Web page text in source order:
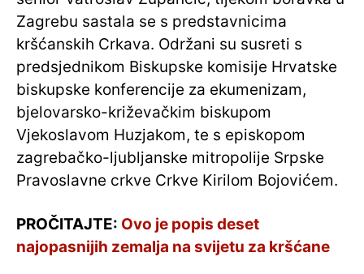
Zagrebu sastala se s predstavnicima
kršćanskih Crkava. Održani su susreti s
predsjednikom Biskupske komisije Hrvatske
biskupske konferencije za ekumenizam,
bjelovarsko-križevačkim biskupom
Vjekoslavom Huzjakom, te s episkopom
zagrebačko-ljubljanske mitropolije Srpske
Pravoslavne crkve Crkve Kirilom Bojovićem.
PROČITAJTE: Ovo je popis deset
najopasnijih zemalja na svijetu za kršćane